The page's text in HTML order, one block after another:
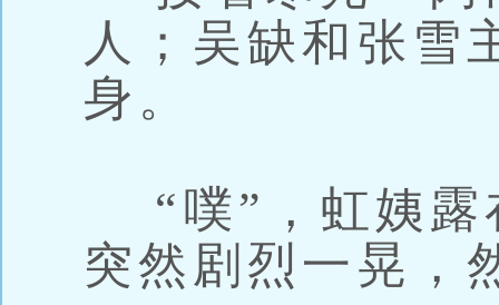
人；吴缺和张雪
身。
“噗”，虹姨露
突然剧烈一晃，